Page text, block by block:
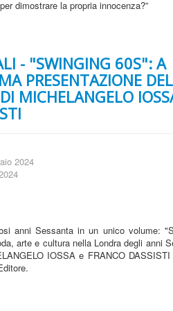
dimostrare la propria innocenza?”
- "SWINGING 60S": A
PRESENTAZIONE DEL
MICHELANGELO
2024
anni Sessanta in un unico volume:
arte e cultura nella Londra degli anni
IOSSA e FRANCO DASSISTI